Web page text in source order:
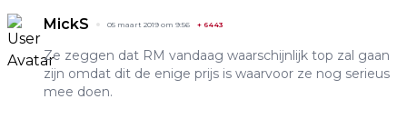
MickS 05 maart 2019 om 9:56 + 6443
Ze zeggen dat RM vandaag waarschijnlijk top zal gaan
zijn omdat dit de enige prijs is waarvoor ze nog serieus
mee doen.